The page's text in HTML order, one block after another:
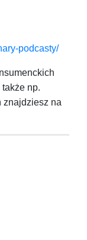
podcasty/
np.
znajdziesz na